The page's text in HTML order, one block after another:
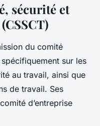
sécurité et
du comité
sur les
au travail, ainsi que
de travail. Ses
d’entreprise